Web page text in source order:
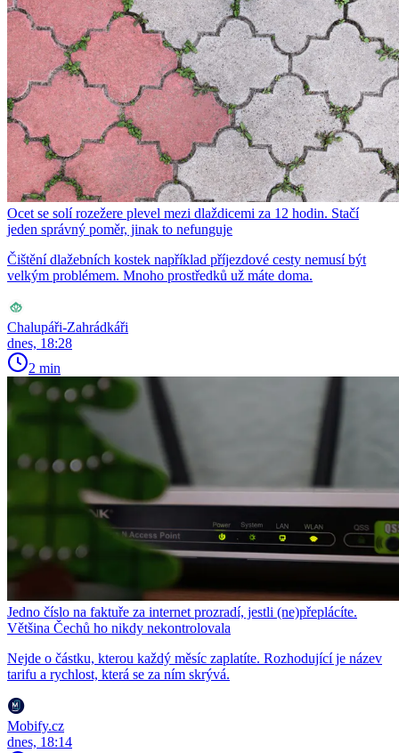
Ocet se solí rozežere plevel mezi dlaždicemi za 12 hodin. Stačí
jeden správný poměr, jinak to nefunguje
Čištění dlažebních kostek například příjezdové cesty nemusí být
velkým problémem. Mnoho prostředků už máte doma.
Chalupáři-Zahrádkáři
dnes, 18:28
2 min
Jedno číslo na faktuře za internet prozradí, jestli (ne)přeplácíte.
Většina Čechů ho nikdy nekontrolovala
Nejde o částku, kterou každý měsíc zaplatíte. Rozhodující je název
tarifu a rychlost, která se za ním skrývá.
Mobify.cz
dnes, 18:14